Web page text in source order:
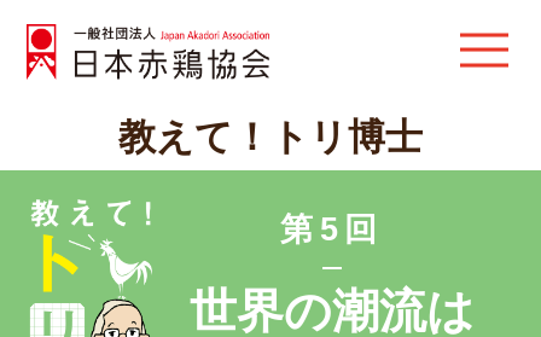
教えて！トリ博士
第5回
世界の潮流は